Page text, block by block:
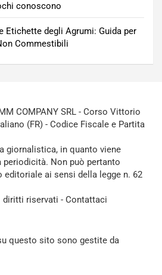
conoscono
Etichette degli Agrumi: Guida per
Commestibili
COMPANY SRL - Corso Vittorio
(FR) - Codice Fiscale e Partita
giornalistica, in quanto viene
periodicità. Non può pertanto
ai sensi della legge n. 62
diritti riservati - Contattaci
questo sito sono gestite da